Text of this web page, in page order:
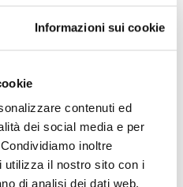
Informazioni sui cookie
contenuti ed
dei social media e per
inoltre
utilizza il nostro sito con i
di analisi dei dati web,
delle
A.A. 2018
molecolare e
medico chirurgiche